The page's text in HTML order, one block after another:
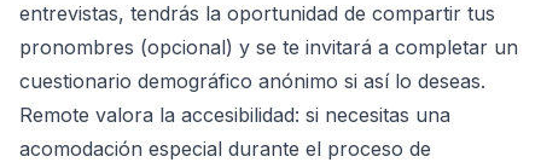
entrevistas, tendrás la oportunidad de compartir tus
pronombres (opcional) y se te invitará a completar un
cuestionario demográfico anónimo si así lo deseas.
Remote valora la accesibilidad: si necesitas una
acomodación especial durante el proceso de